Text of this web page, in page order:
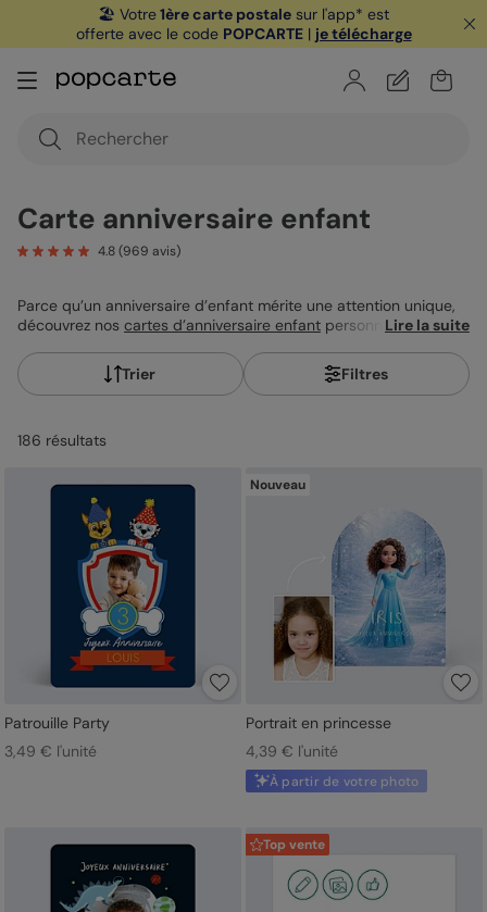
🏖️ Votre1ère carte postale sur l'app* est
offerte avec le code POPCARTE| je télécharge
Carte anniversaire enfant
4.8(969 avis)
Parce qu’un anniversaire d’enfant mérite une attention unique,
découvrez nos cartes d’anniversaire enfant personnalisées pour
s’adaptent à chaque âge et à chaque univers, de la première
bougie aux rires des ados pour créer un souvenir joyeux et
Lire la suite
Trier Filtres
186 résultats
Patrouille Party
3,49 € l'unité
Nouveau
Portrait en princesse
4,39 € l'unité
À partir de votre photo
Top vente